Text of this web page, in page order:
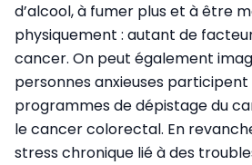
d’alcool, à fumer plus et à être
physiquement : autant de
cancer. On peut également
personnes anxieuses participent
programmes de dépistage du
le cancer colorectal. En
stress chronique lié à des